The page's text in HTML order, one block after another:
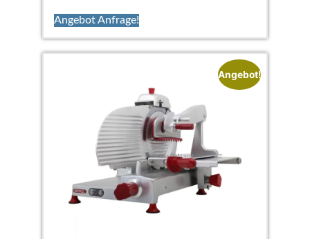
Angebot Anfrage!
Angebot!